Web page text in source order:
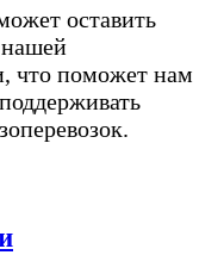
оставить
нашей
что поможет нам